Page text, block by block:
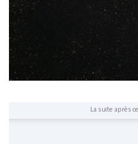
La suite après